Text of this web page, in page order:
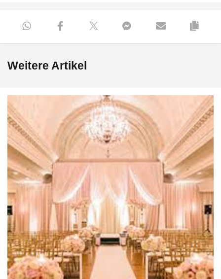
Weitere Artikel